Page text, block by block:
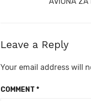
Leave a Reply
Your email address will
COMMENT *